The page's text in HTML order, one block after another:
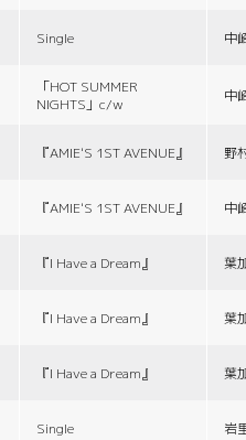
Single 中
「HOT SUMMER
NIGHTS」c/w
中
『AMIE'S 1ST AVENUE』 野
『AMIE'S 1ST AVENUE』 中
『I Have a Dream』 葉
『I Have a Dream』 葉
『I Have a Dream』 葉
Single 岩